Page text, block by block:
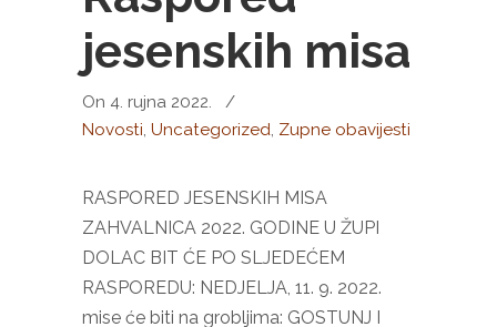
jesenskih misa
On 4. rujna 2022.
/
Novosti, Uncategorized, Zupne obavijesti
RASPORED JESENSKIH MISA
ZAHVALNICA 2022. GODINE U ŽUPI
DOLAC BIT ĆE PO SLJEDEĆEM
RASPOREDU: NEDJELJA, 11. 9. 2022.
mise će biti na grobljima: GOSTUNJ I